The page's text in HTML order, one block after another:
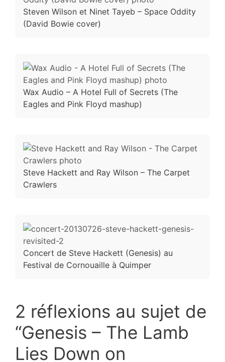
Steven Wilson et Ninet Tayeb – Space Oddity
(David Bowie cover)
Wax Audio – A Hotel Full of Secrets (The
Eagles and Pink Floyd mashup)
Steve Hackett and Ray Wilson – The Carpet
Crawlers
Concert de Steve Hackett (Genesis) au
Festival de Cornouaille à Quimper
2 réflexions au sujet de
“Genesis – The Lamb
Lies Down on